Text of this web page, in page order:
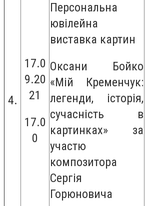
4.
17.0
9.20
21
17.0
0
Персональна
ювілейна
виставка картин
Оксани Бойко
«Мій Кременчук:
легенди, історія,
сучасність в
картинках» за
участю
композитора
Сергія
Горюновича